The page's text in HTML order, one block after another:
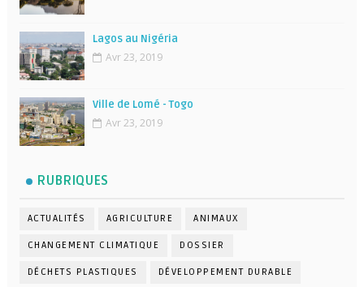
Lagos au Nigéria
Avr 23, 2019
Ville de Lomé - Togo
Avr 23, 2019
RUBRIQUES
ACTUALITÉS AGRICULTURE ANIMAUX
CHANGEMENT CLIMATIQUE DOSSIER
DÉCHETS PLASTIQUES DÉVELOPPEMENT DURABLE